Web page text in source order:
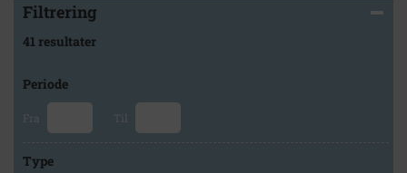
Filtrering
41 resultater
Periode
Fra Til
Type